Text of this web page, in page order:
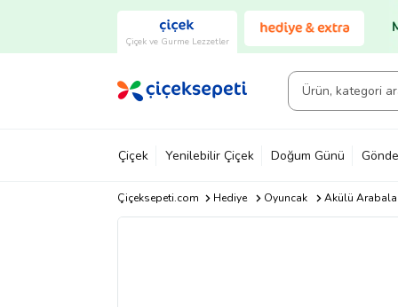
Çiçek ve Gurme Lezzetler
Çiçek Yenilebilir Çiçek Doğum Günü
Çiçeksepeti.com Hediye Oyuncak Akülü